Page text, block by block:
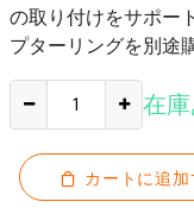
の取り付けをサポー
プターリングを別途
在庫
カートに追加